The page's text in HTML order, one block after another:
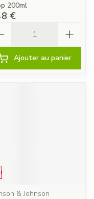
200ml
€
Ajouter au panier
Médicament
& Johnson